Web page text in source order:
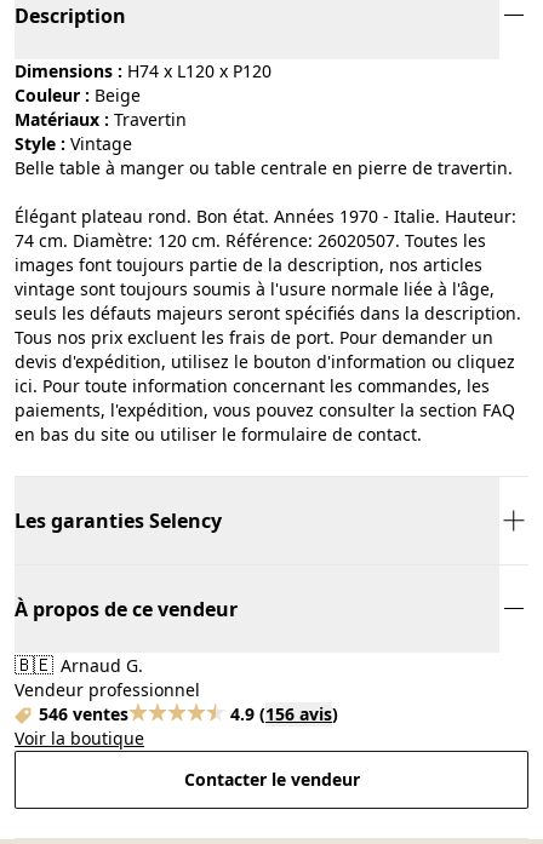
Description
Dimensions : H74 x L120 x P120
Couleur :
beige
Matériaux :
travertin
Style :
vintage
Belle table à manger ou table centrale en pierre de travertin.
Élégant plateau rond. Bon état. Années 1970 - Italie. Hauteur:
74 cm. Diamètre: 120 cm. Référence: 26020507. Toutes les
images font toujours partie de la description, nos articles
vintage sont toujours soumis à l'usure normale liée à l'âge,
seuls les défauts majeurs seront spécifiés dans la description.
Tous nos prix excluent les frais de port. Pour demander un
devis d'expédition, utilisez le bouton d'information ou cliquez
ici. Pour toute information concernant les commandes, les
paiements, l'expédition, vous pouvez consulter la section FAQ
en bas du site ou utiliser le formulaire de contact.
Les garanties Selency
À propos de ce vendeur
🇧🇪 Arnaud G.
Vendeur professionnel
546 ventes
4.9 (156 avis)
Voir la boutique
Contacter le vendeur